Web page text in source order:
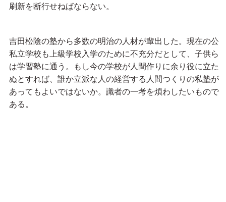
刷新を断行せねばならない。
吉田松陰の塾から多数の明治の人材が輩出した。現在の公
私立学校も上級学校入学のために不充分だとして、子供ら
は学習塾に通う。もし今の学校が人間作りに余り役に立た
ぬとすれば、誰か立派な人の経営する人間つくりの私塾が
あってもよいではないか。識者の一考を煩わしたいもので
ある。